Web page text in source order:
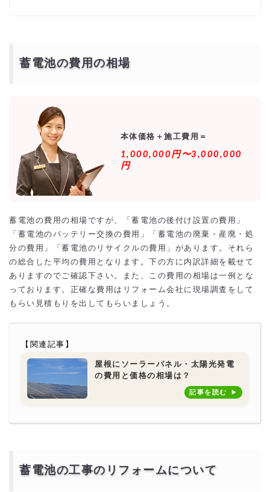
より安価で依頼するには？
蓄電池の費用の相場
本体価格＋施工費用＝
1,000,000円〜3,000,000
円
蓄電池の費用の相場ですが、「蓄電池の後付け設置の費用」
「蓄電池のバッテリー交換の費用」「蓄電池の廃棄・産廃・処
分の費用」「蓄電池のリサイクルの費用」があります。それら
の総合した平均の費用となります。下の方に内訳詳細を載せて
ありますのでご確認下さい。また、この費用の相場は一例とな
っております。正確な費用はリフォーム会社に現場調査をして
もらい見積もりを出してもらいましょう。
【関連記事】
屋根にソーラーパネル・太陽光発電
の費用と価格の相場は？
記事を読む
蓄電池の工事のリフォームについて